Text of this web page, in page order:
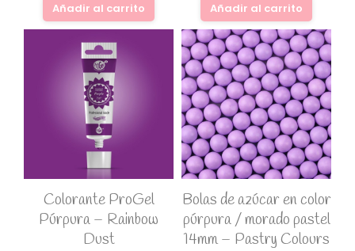
Añadir al carrito Añadir al carrito
Colorante ProGel
Púrpura – Rainbow
Dust
Bolas de azúcar en color
púrpura / morado pastel
14mm – Pastry Colours